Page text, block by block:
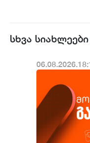
სხვა სიახლეები